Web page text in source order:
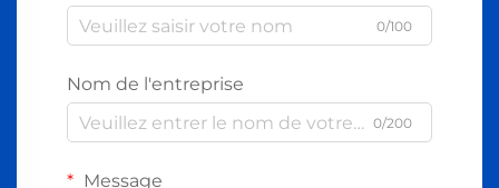
0/100
Nom de l'entreprise
0/200
Message